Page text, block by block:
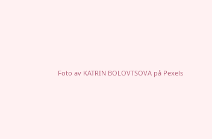
Foto av KATRIN BOLOVTSOVApå Pexels